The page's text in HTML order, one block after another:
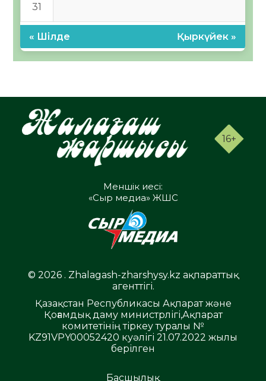
31
« Шілде Қыркүйек »
16+
Меншік иесі:
«Сыр медиа» ЖШС
© 2026 . Zhalagash-zharshysy.kz ақпараттық
агенттігі.
Қазақстан Республикасы Ақпарат және
Қоғамдық даму министрлігі,Ақпарат
комитетінің тіркеу туралы №
KZ91VPY00052420 куәлігі 21.07.2022 жылы
берілген
Басшылық